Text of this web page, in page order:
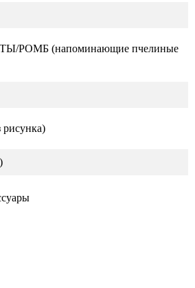
РОМБ (напоминающие пчелиные
рисунка)